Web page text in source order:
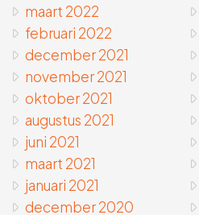
maart 2022
februari 2022
december 2021
november 2021
oktober 2021
augustus 2021
juni 2021
maart 2021
januari 2021
december 2020